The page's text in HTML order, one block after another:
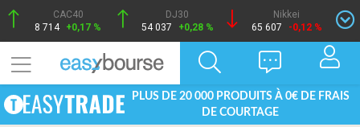
CAC40
8 714 +0,17 %
DJ30
54 037
+0,28 %
Nikkei
65 607
-0,12 %
PLUS DE 20 000 PRODUITS À 0€ DE FRAIS
DE COURTAGE